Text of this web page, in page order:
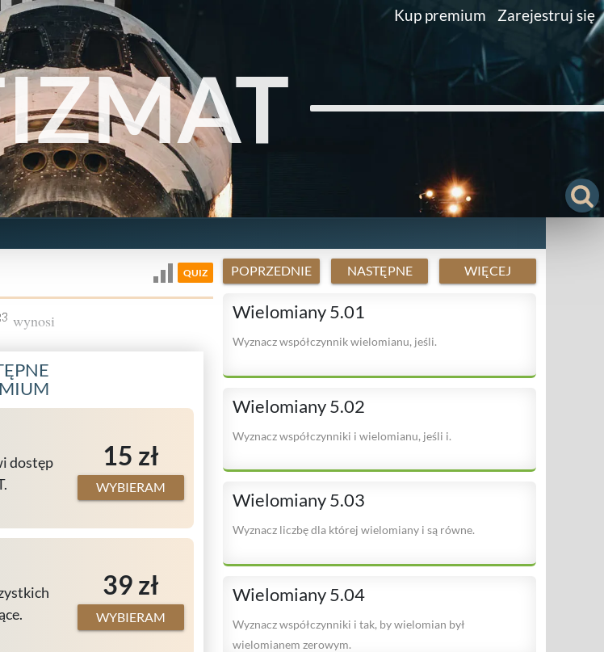
Kup premium Zarejestruj się
QUIZ
wynosi
dostęp
15 zł
WYBIERAM
39 zł
WYBIERAM
POPRZEDNIE NASTĘPNE WIĘCEJ
Wielomiany 5.01
Wyznacz współczynnik wielomianu, jeśli.
Wielomiany 5.02
Wyznacz współczynniki i wielomianu, jeśli i.
Wielomiany 5.03
Wyznacz liczbę dla której wielomiany i są równe.
Wielomiany 5.04
Wyznacz współczynniki i tak, by wielomian był
wielomianem zerowym.